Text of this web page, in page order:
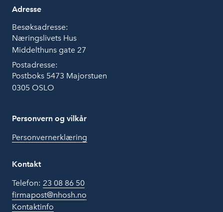
Adresse
Besøksadresse:
Næringslivets Hus
Middelthuns gate 27
Postadresse:
Postboks 5473 Majorstuen
0305 OSLO
Personvern og vilkår
Personvernerklæring
Kontakt
Telefon: 23 08 86 50
firmapost@nhosh.no
Kontaktinfo